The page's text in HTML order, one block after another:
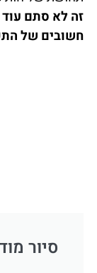
זה לא סתם עוד
חשובים של
סיור